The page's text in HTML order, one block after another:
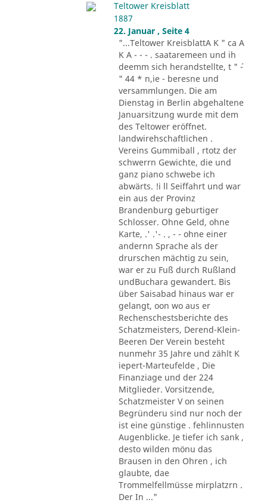
Teltower Kreisblatt
1887
22. Januar , Seite 4
"...Teltower KreisblattA K " ca A
K A - - - . saataremeen und ih
deemm sich herandstellte, t " ´-
" 44 * n,ie - beresne und
versammlungen. Die am
Dienstag in Berlin abgehaltene
Januarsitzung wurde mit dem
des Teltower eröffnet.
landwirehschaftlichen .
Vereins Gummiball , rtotz der
schwerrn Gewichte, die und
ganz piano schwebe ich
abwärts. !i ll Seiffahrt und war
ein aus der Provinz
Brandenburg geburtiger
Schlosser. Ohne Geld, ohne
Karte, .' .'- . , - - ohne einer
andernn Sprache als der
drurschen mächtig zu sein,
war er zu Fuß durch Rußland
undBuchara gewandert. Bis
über Saisabad hinaus war er
gelangt, oon wo aus er
Rechenschestsberichte des
Schatzmeisters, Derend-Klein-
Beeren Der Verein besteht
nunmehr 35 Jahre und zählt K
iepert-Marteufelde , Die
Finanziage und der 224
Mitglieder. Vorsitzende,
Schatzmeister V on seinen
Begründeru sind nur noch der
ist eine günstige . fehlinnusten
Augenblicke. Je tiefer ich sank ,
desto wilden mönu das
Brausen in den Ohren , ich
glaubte, dae
Trommelfellmüsse mirplatzrn .
Der In ..."